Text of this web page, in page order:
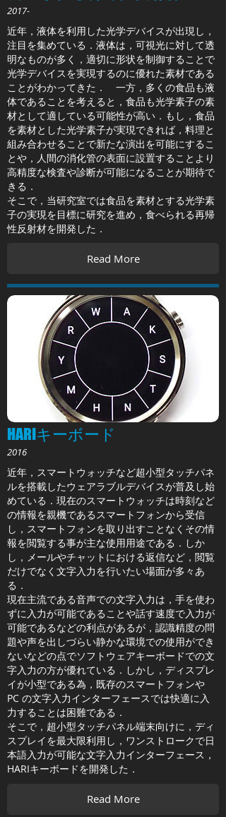
2017-
近年，液体を利用した光学デバイスが出現し，
注目を集めている．液体は，可視光に対して透
明なものが多く，適切に形状を制御することで
光学デバイスを実現するのに優れた素材である
ことがわかってきた． 一方，多くの食品も液
体であることを考えると，食品も光学素子の素
材として適している可能性が高い．もし，食品
を素材とした光学素子が実現できれば，料理と
組み合わせることで新たな演出を可能にするこ
とや，人間の消化管の表面に設置することより
高精度な検査や診断が可能になることが期待で
きる．
そこで，当研究室では食品を素材とする光学素
子の実現を目標に研究を進め，食べられる再帰
性反射材を開発した．
Read More
HARIキーボード
2016
近年，スマートウォッチなど超小型タッチパネ
ルを搭載したウェアラブルデバイスが普及し始
めている．現在のスマートウォッチは時刻など
の情報を親機であるスマートフォンから受信
し，スマートフォンを取り出すことなくその情
報を閲覧する事が主な使用用途である．しか
し，メールやチャットにおける返信など，閲覧
だけでなく文字入力を行いたい場面が多々あ
る．
現在主流である音声での文字入力は，手を使わ
ずに入力が可能であることや話す速度で入力が
可能であるなどの利点があるが，認識精度の問
題や声を出しづらい静かな環境での使用ができ
ないなどの点でソフトウェアキーボードでの文
字入力の方が優れている．しかし，ディスプレ
イが小型である為，既存のスマートフォンや
PC の文字入力インターフェースでは快適に入
力することは困難である．
そこで，超小型タッチパネル端末向けに，ディ
スプレイを最大限利用し，ワンストロークで日
本語入力が可能な文字入力インターフェース，
HARIキーボードを開発した．
Read More